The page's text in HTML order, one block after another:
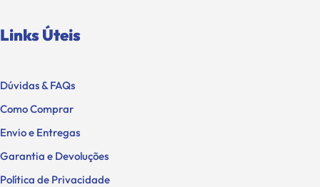
Links Úteis
Dúvidas & FAQs
Como Comprar
Envio e Entregas
Garantia e Devoluções
Política de Privacidade